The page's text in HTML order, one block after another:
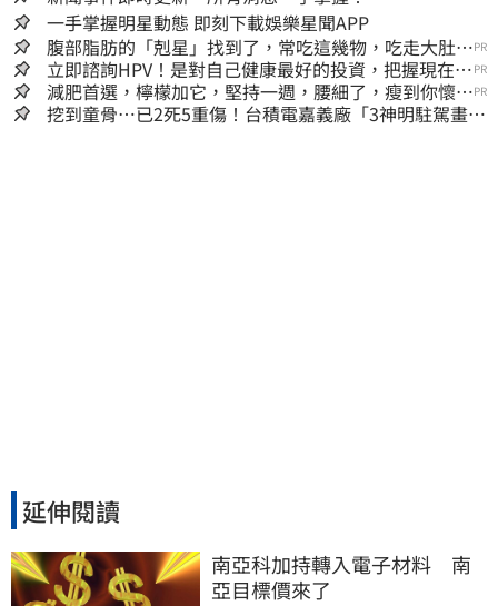
一手掌握明星動態 即刻下載娛樂星聞APP
腹部脂肪的「剋星」找到了，常吃這幾物，吃走大肚
囊，瘦出小蠻腰
PR
立即諮詢HPV！是對自己健康最好的投資，把握現在不
嫌晚！
PR
減肥首選，檸檬加它，堅持一週，腰細了，瘦到你懷疑
人生
PR
挖到童骨…已2死5重傷！台積電嘉義廠「3神明駐駕畫面
延伸閱讀
南亞科加持轉入電子材料　南
亞目標價來了